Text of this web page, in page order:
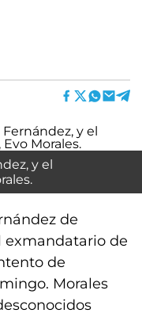
y el
de
exmandatario de
de
Morales